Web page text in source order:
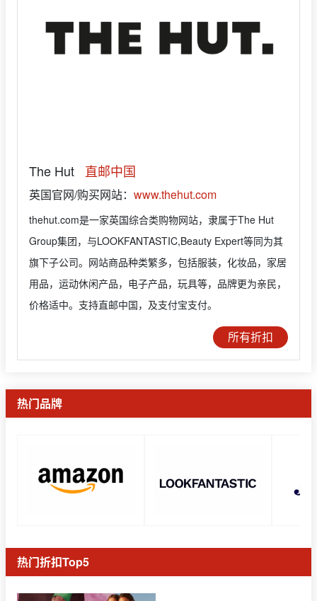
The Hut 直邮中国
英国官网/购买网站： www.thehut.com
thehut.com是一家英国综合类购物网站，隶属于The Hut
Group集团，与LOOKFANTASTIC,Beauty Expert等同为其
旗下子公司。网站商品种类繁多，包括服装，化妆品，家居
用品，运动休闲产品，电子产品，玩具等，品牌更为亲民，
价格适中。支持直邮中国，及支付宝支付。
所有折扣
热门品牌
热门折扣Top5